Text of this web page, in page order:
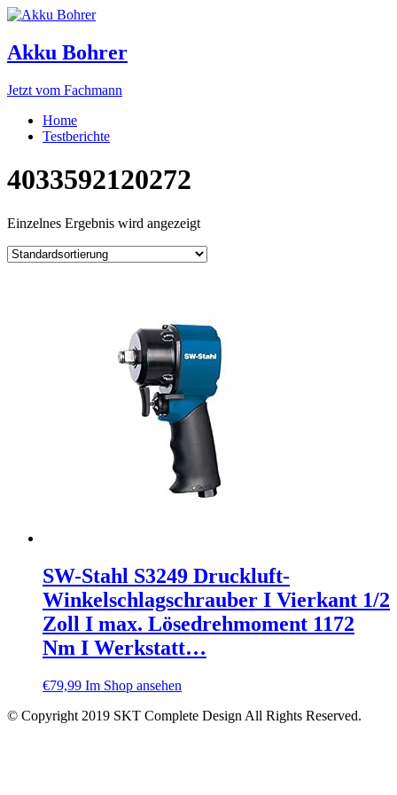
Akku Bohrer
Jetzt vom Fachmann
Home
Testberichte
4033592120272
Einzelnes Ergebnis wird angezeigt
SW-Stahl S3249 Druckluft-
Winkelschlagschrauber I Vierkant 1/2
Zoll I max. Lösedrehmoment 1172
Nm I Werkstatt…
€79,99 Im Shop ansehen
© Copyright 2019 SKT Complete Design All Rights Reserved.